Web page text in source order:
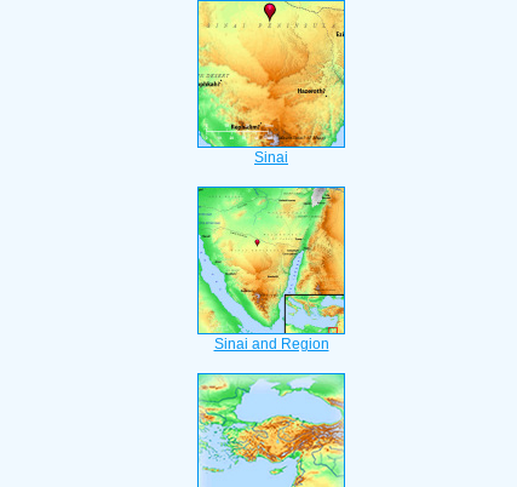
Sinai
Sinai and Region